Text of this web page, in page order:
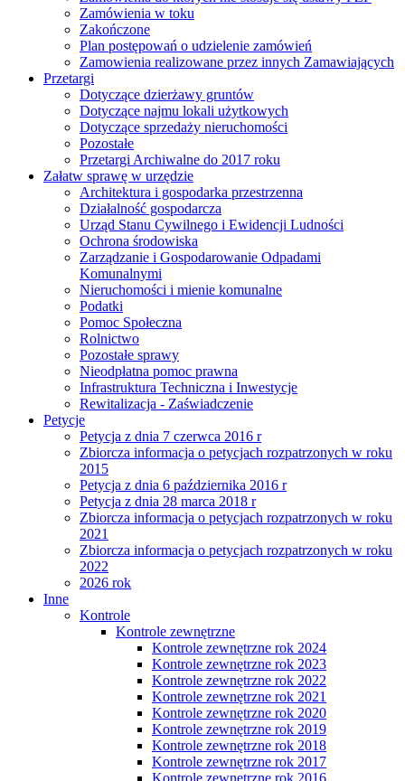
Zamówienia w toku
Zakończone
Plan postępowań o udzielenie zamówień
Zamowienia realizowane przez innych Zamawiających
Przetargi
Dotyczące dzierżawy gruntów
Dotyczące najmu lokali użytkowych
Dotyczące sprzedaży nieruchomości
Pozostałe
Przetargi Archiwalne do 2017 roku
Załatw sprawę w urzędzie
Architektura i gospodarka przestrzenna
Działalność gospodarcza
Urząd Stanu Cywilnego i Ewidencji Ludności
Ochrona środowiska
Zarządzanie i Gospodarowanie Odpadami
Komunalnymi
Nieruchomości i mienie komunalne
Podatki
Pomoc Społeczna
Rolnictwo
Pozostałe sprawy
Nieodpłatna pomoc prawna
Infrastruktura Techniczna i Inwestycje
Rewitalizacja - Zaświadczenie
Petycje
Petycja z dnia 7 czerwca 2016 r
Zbiorcza informacja o petycjach rozpatrzonych w roku
2015
Petycja z dnia 6 października 2016 r
Petycja z dnia 28 marca 2018 r
Zbiorcza informacja o petycjach rozpatrzonych w roku
2021
Zbiorcza informacja o petycjach rozpatrzonych w roku
2022
2026 rok
Inne
Kontrole
Kontrole zewnętrzne
Kontrole zewnętrzne rok 2024
Kontrole zewnętrzne rok 2023
Kontrole zewnętrzne rok 2022
Kontrole zewnętrzne rok 2021
Kontrole zewnętrzne rok 2020
Kontrole zewnętrzne rok 2019
Kontrole zewnętrzne rok 2018
Kontrole zewnętrzne rok 2017
Kontrole zewnętrzne rok 2016